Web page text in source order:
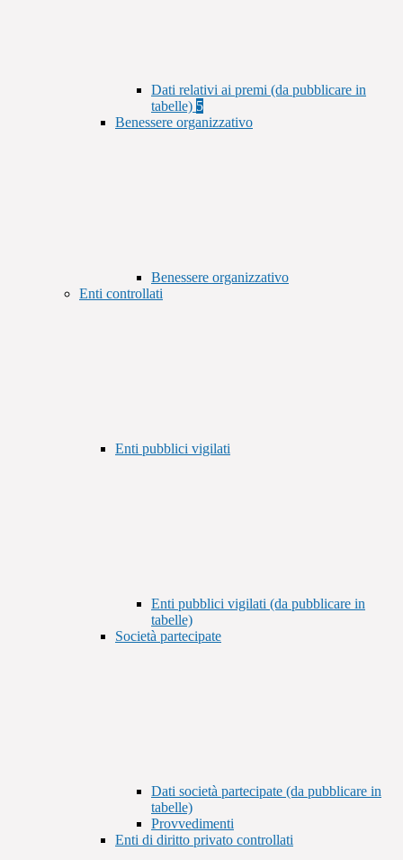
Dati relativi ai premi (da pubblicare in
tabelle) 5
Benessere organizzativo
Benessere organizzativo
Enti controllati
Enti pubblici vigilati
Enti pubblici vigilati (da pubblicare in
tabelle)
Società partecipate
Dati società partecipate (da pubblicare in
tabelle)
Provvedimenti
Enti di diritto privato controllati